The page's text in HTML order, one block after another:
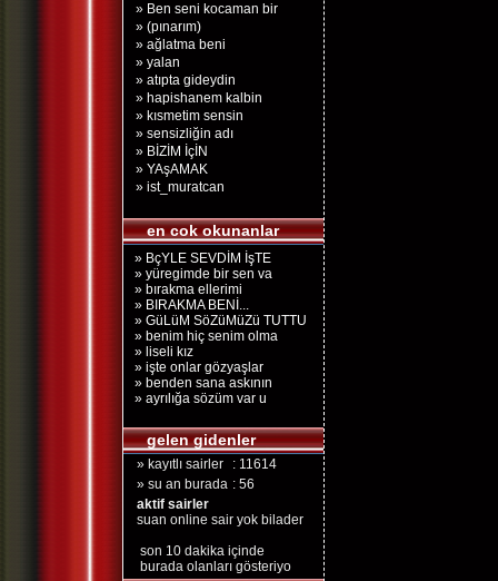
» Ben seni kocaman bir
» (pınarım)
» ağlatma beni
» yalan
» atıpta gideydin
» hapishanem kalbin
» kısmetim sensin
» sensizliğin adı
» BİZİM İçİN
» YAşAMAK
» ist_muratcan
en cok okunanlar
» BçYLE SEVDİM İşTE
» yüregimde bir sen va
» bırakma ellerimi
» BIRAKMA BENİ...
» GüLüM SöZüMüZü TUTTU
» benim hiç senim olma
» liseli kız
» işte onlar gözyaşlar
» benden sana askının
» ayrılığa sözüm var u
gelen gidenler
» kayıtlı sairler
: 11614
» su an burada : 56
aktif sairler
suan online sair yok bilader
son 10 dakika içinde
burada olanları gösteriyo